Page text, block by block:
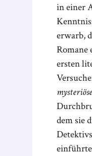
in einer
erwarb,
Romane
ersten
dem sie